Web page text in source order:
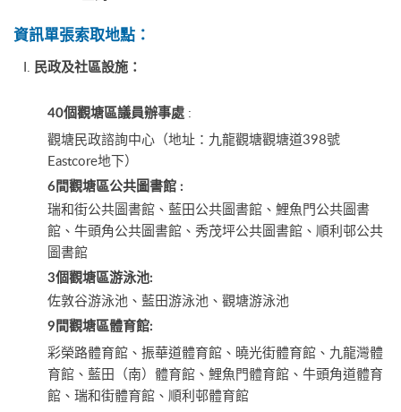
資訊單張索取地點：
民政及社區設施：
40個觀塘區議員辦事處:
觀塘民政諮詢中心（地址：九龍觀塘觀塘道398號
Eastcore地下）
6間觀塘區公共圖書館 :
瑞和街公共圖書館、藍田公共圖書館、鯉魚門公共圖書
館、牛頭角公共圖書館、秀茂坪公共圖書館、順利邨公共
圖書館
3個觀塘區游泳池:
佐敦谷游泳池、藍田游泳池、觀塘游泳池
9間觀塘區體育館:
彩榮路體育館、振華道體育館、曉光街體育館、九龍灣體
育館、藍田（南）體育館、鯉魚門體育館、牛頭角道體育
館、瑞和街體育館、順利邨體育館